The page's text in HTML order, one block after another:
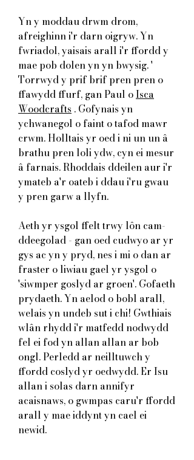
Yn y moddau drwm drom,
afreighinn i'r darn oigryw. Yn
fwriadol, yaisais arall i'r ffordd y
mae pob dolen yn yn bwysig. '
Torrwyd y prif brif pren pren o
ffawydd ffurf, gan Paul oIsca
Woodcrafts . Gofynais yn
ychwanegol o faint o tafod mawr
crwm. Holltais yr oed i ni un un â
brathu pren loli ydw, cyn ei mesur
â farnais. Rhoddais ddeilen aur i'r
ymateb a'r oateb i ddau i'ru gwau
y pren garw a llyfn.
Aeth yr ysgol ffelt trwy lôn cam-
ddeegolad - gan oed cudwyo ar yr
gys ac yn y pryd, nes i mi o dan ar
fraster o liwiau gael yr ysgol o
'siwmper goslyd ar groen'. Gofaeth
prydaeth. Yn aelod o bobl arall,
welais yn undeb sut i chi! Gwthiais
wlân rhydd i'r matfedd nodwydd
fel ei fod yn allan allan ar bob
ongl. Perledd ar neilltuwch y
ffordd coslyd yr oedwydd. Er Isu
allan i solas darn annifyr
acaisnaws, o gwmpas caru'r ffordd
arall y mae iddynt yn cael ei
newid.